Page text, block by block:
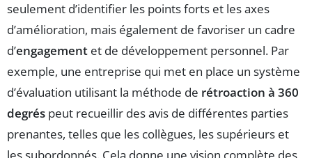
seulement d’identifier les points forts et les axes
d’amélioration, mais également de favoriser un cadre
d’engagement et de développement personnel. Par
exemple, une entreprise qui met en place un système
d’évaluation utilisant la méthode de rétroaction à 360
degrés peut recueillir des avis de différentes parties
prenantes, telles que les collègues, les supérieurs et